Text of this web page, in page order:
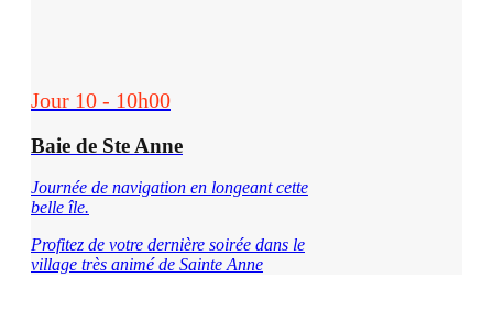
Jour 10 - 10h00
Baie de Ste Anne
Journée de navigation en longeant cette
belle île.
Profitez de votre dernière soirée dans le
village très animé de Sainte Anne